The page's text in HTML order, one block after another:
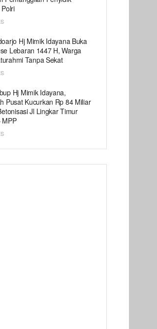
Hj Mimik Idayana Buka
Lebaran 1447 H, Warga
Tanpa Sekat
Hj Mimik Idayana,
Pusat Kucurkan Rp 84 Miliar
Jl Lingkar Timur
MPP